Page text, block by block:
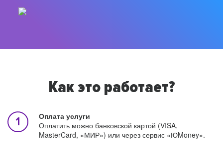
Как это работает?
Оплата услуги
Оплатить можно банковской картой (VISA,
MasterCard, «МИР») или через сервис «ЮMoney».